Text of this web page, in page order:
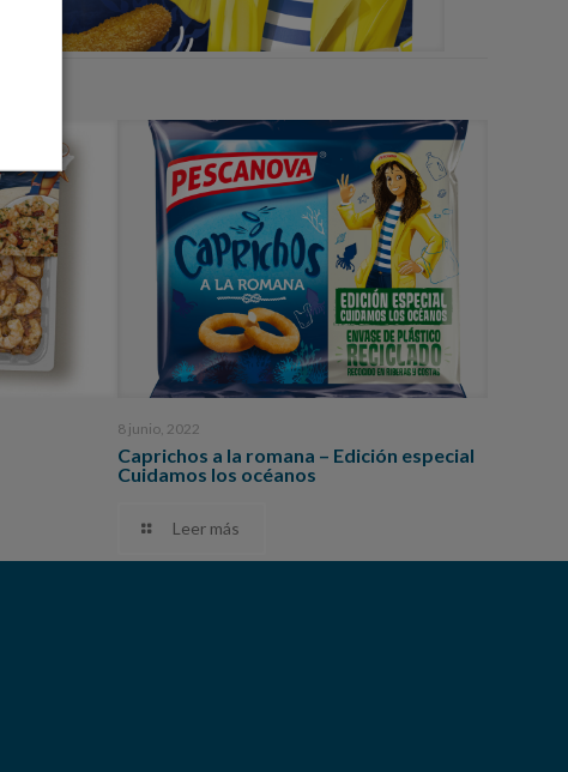
8 junio, 2022
Caprichos a la romana – Edición especial
Cuidamos los océanos
Leer más